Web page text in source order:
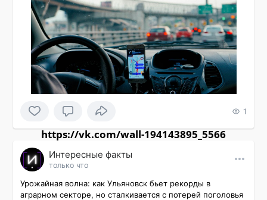
1
https://vk.com/wall-194143895_5566
Интересные факты
только что
Урожайная волна: как Ульяновск бьет рекорды в
аграрном секторе, но сталкивается с потерей поголовья